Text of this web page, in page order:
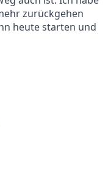
zurückgehen
heute starten und